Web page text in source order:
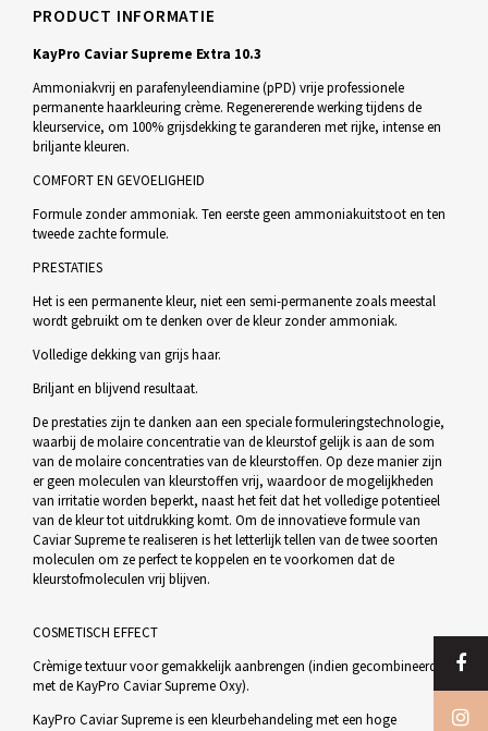
PRODUCT INFORMATIE
KayPro Caviar Supreme Extra 10.3
Ammoniakvrij en parafenyleendiamine (pPD) vrije professionele
permanente haarkleuring crème. Regenererende werking tijdens de
kleurservice, om 100% grijsdekking te garanderen met rijke, intense en
briljante kleuren.
COMFORT EN GEVOELIGHEID
Formule zonder ammoniak. Ten eerste geen ammoniakuitstoot en ten
tweede zachte formule.
PRESTATIES
Het is een permanente kleur, niet een semi-permanente zoals meestal
wordt gebruikt om te denken over de kleur zonder ammoniak.
Volledige dekking van grijs haar.
Briljant en blijvend resultaat.
De prestaties zijn te danken aan een speciale formuleringstechnologie,
waarbij de molaire concentratie van de kleurstof gelijk is aan de som
van de molaire concentraties van de kleurstoffen. Op deze manier zijn
er geen moleculen van kleurstoffen vrij, waardoor de mogelijkheden
van irritatie worden beperkt, naast het feit dat het volledige potentieel
van de kleur tot uitdrukking komt. Om de innovatieve formule van
Caviar Supreme te realiseren is het letterlijk tellen van de twee soorten
moleculen om ze perfect te koppelen en te voorkomen dat de
kleurstofmoleculen vrij blijven.
COSMETISCH EFFECT
Crèmige textuur voor gemakkelijk aanbrengen (indien gecombineerd
met de KayPro Caviar Supreme Oxy).
KayPro Caviar Supreme is een kleurbehandeling met een hoge